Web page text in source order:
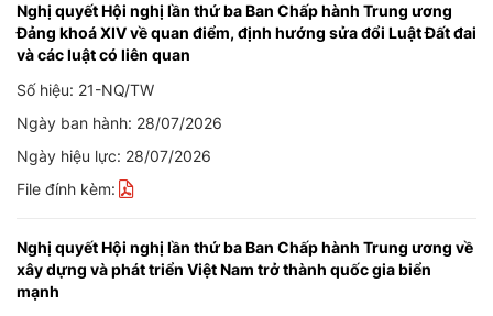
Nghị quyết Hội nghị lần thứ ba Ban Chấp hành Trung ương
Đảng khoá XIV về quan điểm, định hướng sửa đổi Luật Đất đai
và các luật có liên quan
Số hiệu: 21-NQ/TW
Ngày ban hành: 28/07/2026
Ngày hiệu lực: 28/07/2026
File đính kèm:
Nghị quyết Hội nghị lần thứ ba Ban Chấp hành Trung ương về
xây dựng và phát triển Việt Nam trở thành quốc gia biển
mạnh